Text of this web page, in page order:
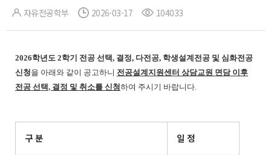
자유전공학부 2026-03-17 104033
2026학년도 2학기 전공 선택, 결정, 다전공, 학생설계전공 및 심화전공
신청을 아래와 같이 공고하니 전공설계지원센터 상담교원 면담 이후
전공 선택, 결정 및 취소를 신청하여 주시기 바랍니다.
구 분 일 정